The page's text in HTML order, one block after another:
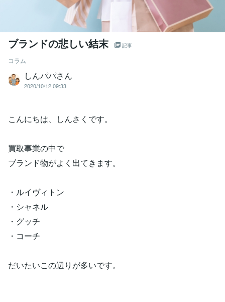
ブランドの悲しい結末 記事
コラム
しんパパさん
2020/10/12 09:33
こんにちは、しんさくです。
買取事業の中で
ブランド物がよく出てきます。
・ルイヴィトン
・シャネル
・グッチ
・コーチ
だいたいこの辺りが多いです。